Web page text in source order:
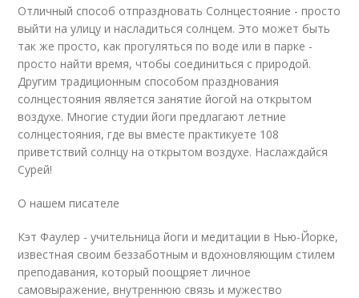
Отличный способ отпраздновать Солнцестояние - просто
выйти на улицу и насладиться солнцем. Это может быть
так же просто, как прогуляться по воде или в парке -
просто найти время, чтобы соединиться с природой.
Другим традиционным способом празднования
солнцестояния является занятие йогой на открытом
воздухе. Многие студии йоги предлагают летние
солнцестояния, где вы вместе практикуете 108
приветствий солнцу на открытом воздухе. Наслаждайся
Сурей!
О нашем писателе
Кэт Фаулер - учительница йоги и медитации в Нью-Йорке,
известная своим беззаботным и вдохновляющим стилем
преподавания, который поощряет личное
самовыражение, внутреннюю связь и мужество